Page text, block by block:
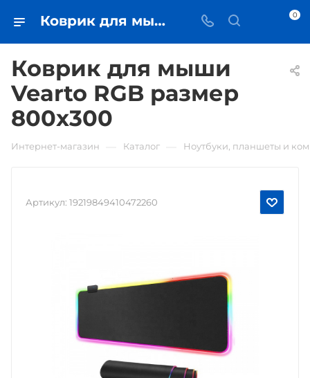
Коврик для мыши Vearto RGB размер 800x300 • купить в Самаре - iЧехол 0
Коврик для мыши
Vearto RGB размер
800x300
Интернет-магазин Каталог Ноутбуки, планшеты и
Артикул: 19219849410472260